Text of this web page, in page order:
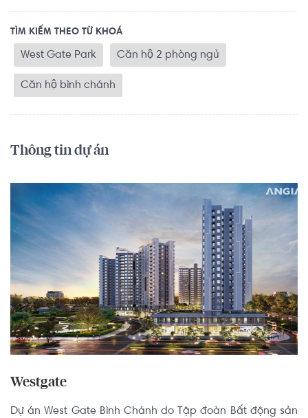
TÌM KIẾM THEO TỪ KHOÁ
West Gate Park Căn hộ 2 phòng ngủ
Căn hộ bình chánh
Thông tin dự án
Westgate
Dự án West Gate Bình Chánh do Tập đoàn Bất động sản